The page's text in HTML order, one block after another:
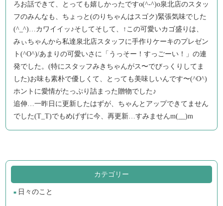
ろお話できて、とっても嬉しかったですo(^-^)o泉北店のスタッ
フのみんなも、ちょっと(のりちゃんはスゴク)緊張気味でした
(^_^)…カワイイッ♪そしてそして、↑この可愛いカゴ盛りは、
みぃちゃんから私達泉北店スタッフに手作りケーキのプレゼン
ト(^O^)/あまりの可愛いさに「うっそー！すっごーい！」の連
発でした。(特にスタッフみきちゃんがス〜でびっくりしてま
した)お味も素朴で優しくて、とっても美味しいんです〜(^O^)
ホントに愛情がたっぷり詰まった贈物でした♪
追伸…一昨日に更新したはずが、ちゃんとアップできてません
でした(T_T)でもめげずに今、再更新…すみませんm(__)m
カテゴリー
日々のこと